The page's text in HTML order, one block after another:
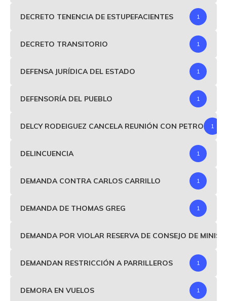
DECRETO TENENCIA DE ESTUPEFACIENTES 1
DECRETO TRANSITORIO 1
DEFENSA JURÍDICA DEL ESTADO 1
DEFENSORÍA DEL PUEBLO 1
DELCY RODEIGUEZ CANCELA REUNIÓN CON PETRO 1
DELINCUENCIA 1
DEMANDA CONTRA CARLOS CARRILLO 1
DEMANDA DE THOMAS GREG 1
DEMANDA POR VIOLAR RESERVA DE CONSEJO DE
DEMANDAN RESTRICCIÓN A PARRILLEROS 1
DEMORA EN VUELOS 1